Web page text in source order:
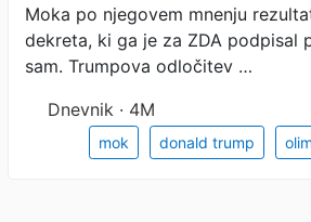
Moka po njegovem mnenju
dekreta, ki ga je za ZDA podpisal
sam. Trumpova odločitev …
Dnevnik · 4M
mok donald trump